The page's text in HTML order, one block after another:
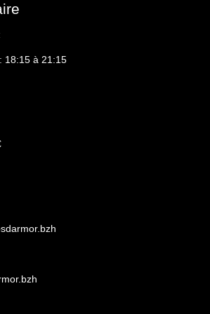
documentation
de Tourisme ! : Nos services
: Notre boutique
18:15 à 21:15